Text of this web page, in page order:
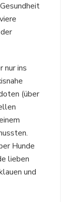
nur ins
(über
Hunde
lieben
und